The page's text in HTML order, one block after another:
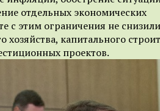
отдельных экономических
с этим ограничения не
хозяйства, капитального
проектов.